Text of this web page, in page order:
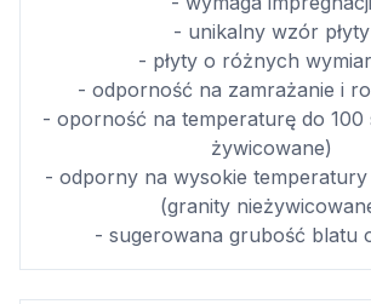
- unikalny wzór płyty
- płyty o różnych
- odporność na zamrażanie i
- oporność na temperaturę do 100
żywicowane)
- odporny na wysokie
(granity
- sugerowana grubość blatu